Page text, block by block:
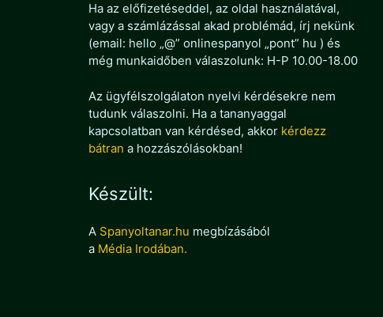
Ha az előfizetéseddel, az oldal használatával,
vagy a számlázással akad problémád, írj nekünk
(email: hello „@” onlinespanyol „pont” hu ) és
még munkaidőben válaszolunk: H-P 10.00-18.00
Az ügyfélszolgálaton nyelvi kérdésekre nem
tudunk válaszolni. Ha a tananyaggal
kapcsolatban van kérdésed, akkor kérdezz
bátran a hozzászólásokban!
Készült:
A Spanyoltanar.hu megbízásából
a Média Irodában.